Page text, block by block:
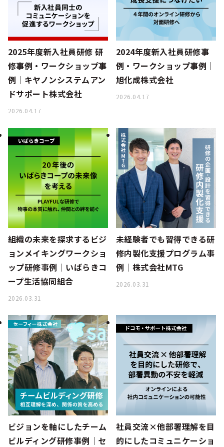
2025年度新入社員研修 研
修事例・ワークショップ事
例｜キヤノンシステムアン
ドサポート株式会社
2026.04.17
2024年度新入社員研修事
例・ワークショップ事例｜
旭化成株式会社
2026.04.17
組織の未来を探求するビジ
ョンメイキングワークショ
ップ研修事例│いばらきコ
ープ生活協同組合
2026.03.31
未経験者でも習得できる研
修内製化支援プログラム事
例│株式会社MTG
2026.03.31
ビジョンを軸にしたチーム
ビルディング研修事例｜セ
社員交流×他部署理解を目
的にしたコミュニケーショ